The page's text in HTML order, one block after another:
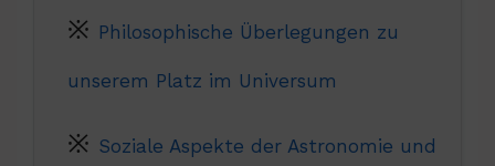
Philosophische Überlegungen zu
unserem Platz im Universum
Soziale Aspekte der Astronomie und